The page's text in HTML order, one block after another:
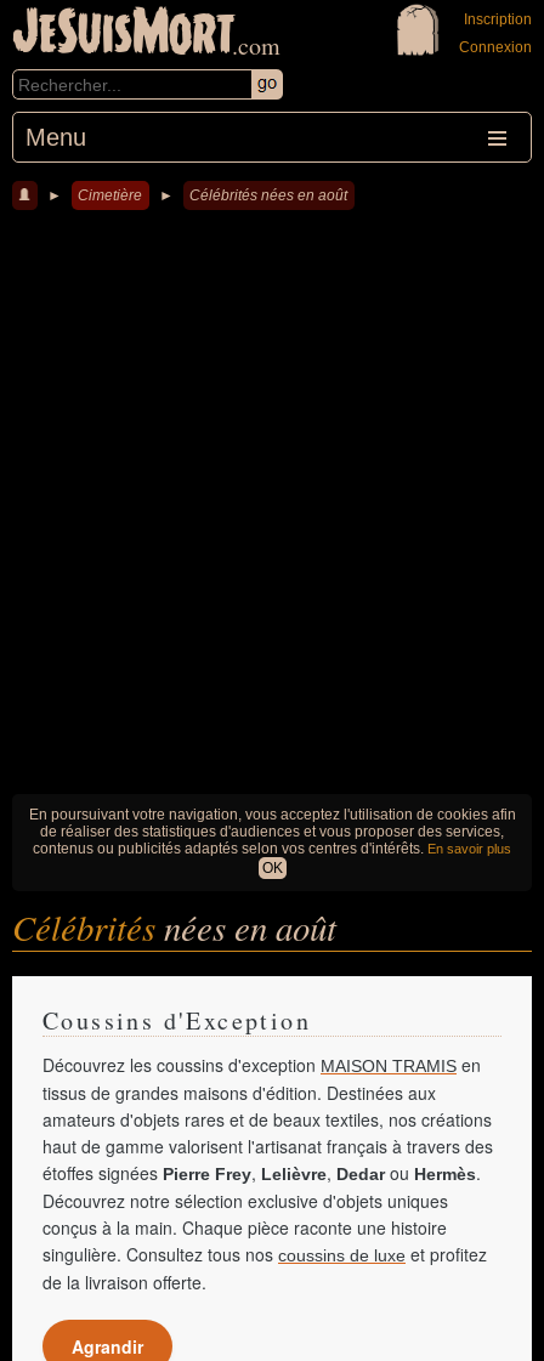
JeSuisMort.com
Menu
Inscription
Connexion
► Cimetière ► Célébrités nées en août
En poursuivant votre navigation, vous acceptez l'utilisation de cookies afin
de réaliser des statistiques d'audiences et vous proposer des services,
contenus ou publicités adaptés selon vos centres d'intérêts. En savoir plus
OK
Célébritésnées en août
Coussins d'Exception
Découvrez les coussins d'exception MAISON TRAMIS en
tissus de grandes maisons d'édition. Destinées aux
amateurs d'objets rares et de beaux textiles, nos créations
haut de gamme valorisent l'artisanat français à travers des
étoffes signées Pierre Frey, Lelièvre, Dedarou Hermès.
Découvrez notre sélection exclusive d'objets uniques
conçus à la main. Chaque pièce raconte une histoire
singulière. Consultez tous nos coussins de luxe et profitez
de la livraison offerte.
Agrandir